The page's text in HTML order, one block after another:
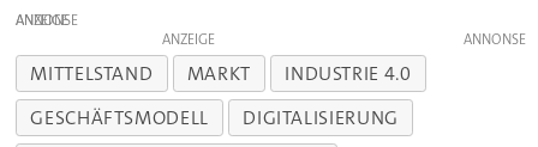
ANZEIGE
ANZEIGE
MITTELSTAND MARKT
INDUSTRIE 4.0
GESCHÄFTSMODELL
DIGITALISIERUNG